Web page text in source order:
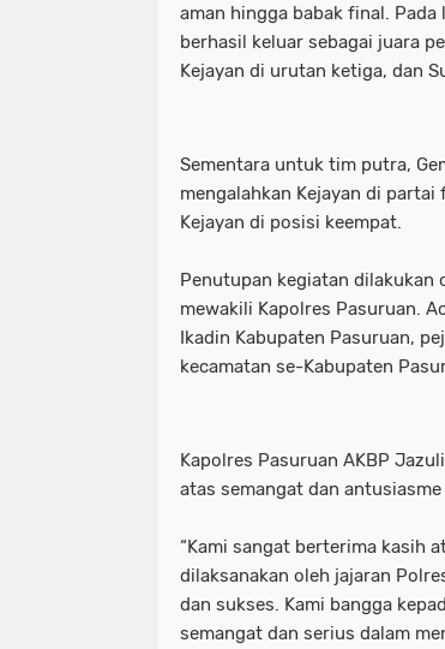
aman hingga babak final.
berhasil keluar sebagai juara
Kejayan di urutan ketiga, dan
Sementara untuk tim putra,
mengalahkan Kejayan di
Kejayan di posisi keempat.
Penutupan kegiatan dilakukan
mewakili Kapolres Pasuruan.
Ikadin Kabupaten Pasuruan,
kecamatan se-Kabupaten
Kapolres Pasuruan AKBP
atas semangat dan
“Kami sangat berterima kasih
dilaksanakan oleh jajaran
dan sukses. Kami bangga
semangat dan serius dalam